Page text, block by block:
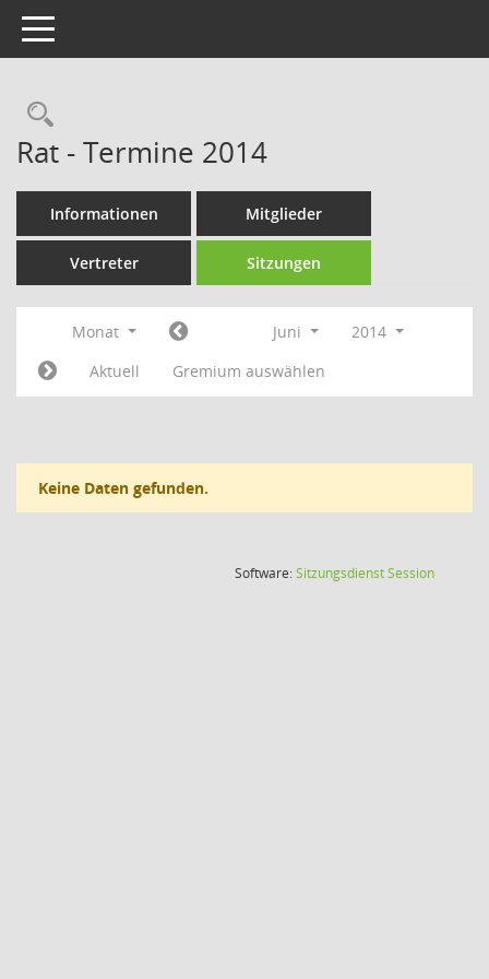
Toggle navigation
Rechercheauswahl
Rat - Termine 2014
Informationen Mitglieder
Vertreter Sitzungen
Monat Juni
2014
Aktuell
Gremium auswählen
Keine Daten gefunden.
Software:SitzungsdienstSession(Wird in